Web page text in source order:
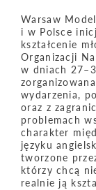
Warsaw
i w Polsce
kształcenie
Organizacji
w dniach
wydarzenia,
oraz z
problemach
charakter
języku
tworzone
którzy chcą
realnie ją